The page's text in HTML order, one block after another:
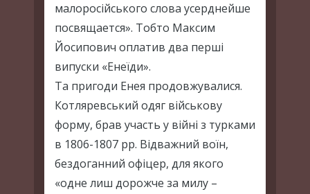
малоросійського слова усерднейше
посвящается». Тобто Максим
Йосипович оплатив два перші
випуски «Енеїди».
Та пригоди Енея продовжувалися.
Котляревський одяг військову
форму, брав участь у війні з турками
в 1806-1807 рр. Відважний воїн,
бездоганний офіцер, для якого
«одне лиш дорожче за милу –